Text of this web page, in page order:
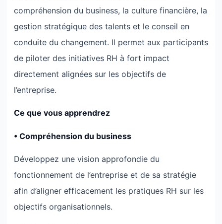
compréhension du business, la culture financière, la
gestion stratégique des talents et le conseil en
conduite du changement. Il permet aux participants
de piloter des initiatives RH à fort impact
directement alignées sur les objectifs de
l’entreprise.
Ce que vous apprendrez
• Compréhension du business
Développez une vision approfondie du
fonctionnement de l’entreprise et de sa stratégie
afin d’aligner efficacement les pratiques RH sur les
objectifs organisationnels.